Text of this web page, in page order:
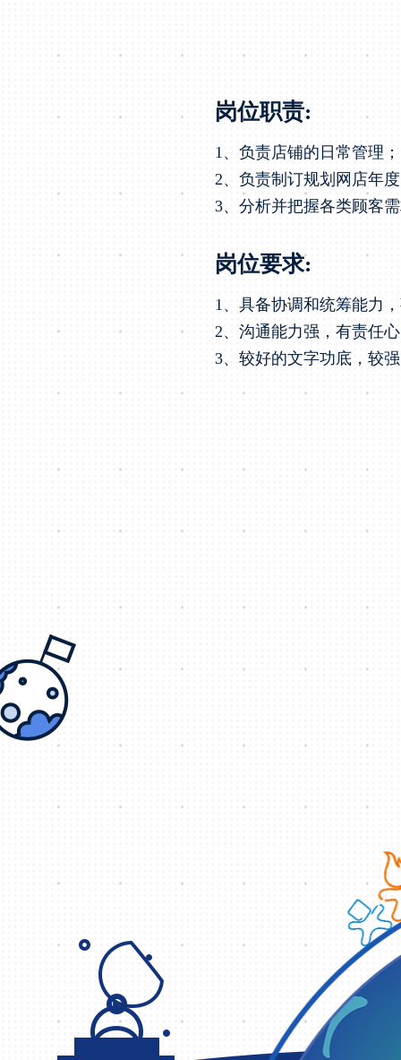
岗位职责:
1、负责店铺的日常管理
2、负责制订规划网店年
3、分析并把握各类顾客
岗位要求:
1、具备协调和统筹能力
2、沟通能力强，有责任
3、较好的文字功底，较